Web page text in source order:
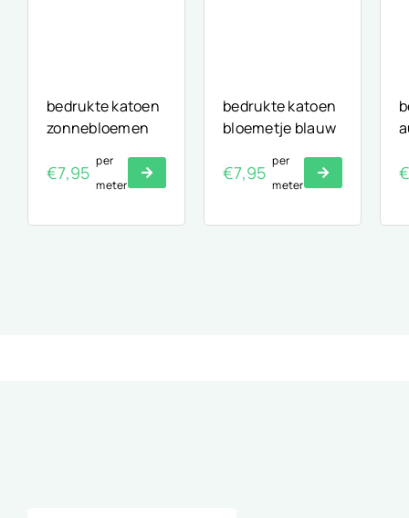
bedrukte katoen
zonnebloemen
€7,95
per
meter
bedrukte katoen
bloemetje blauw
€7,95
per
meter